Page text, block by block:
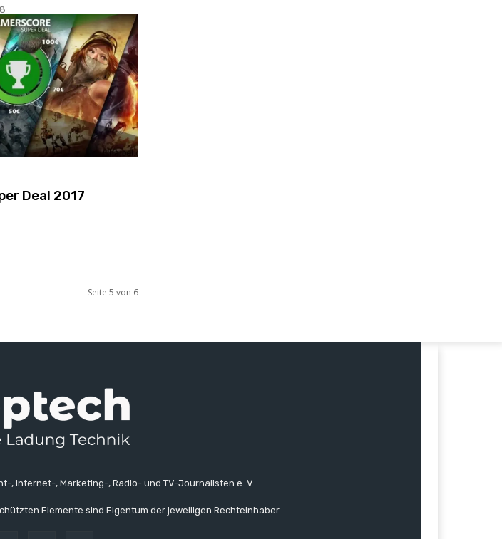
Deal 2017
Seite 5 von 6
, Internet-, Marketing-, Radio- und TV-Journalisten e. V.
Elemente sind Eigentum der jeweiligen Rechteinhaber.